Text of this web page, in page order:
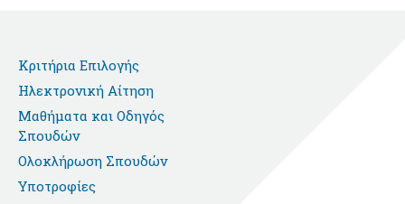
Κριτήρια Επιλογής
Ηλεκτρονική Αίτηση
Μαθήματα και Οδηγός
Σπουδών
Ολοκλήρωση Σπουδών
Υποτροφίες